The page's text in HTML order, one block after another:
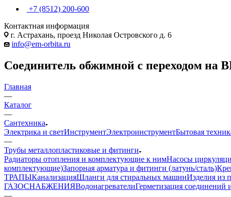
+7 (8512) 200-600
Контактная информация
г. Астрахань, проезд Николая Островского д. 6
info@em-orbita.ru
Соединитель обжимной с переходом на
Главная
—
Каталог
—
Сантехника
Электрика и светИнструментЭлектроинструментБытовая
—
Трубы металлопластиковые и фитинги
Радиаторы отопления и комплектующие к нимНасосы
комплектующие)Запорная арматура и фитинги (латунь/сталь)
ТРАПЫКанализацияШланги для стиральных машинИзделия из
ГАЗОСНАБЖЕНИЯВодонагревателиГерметизация соединений
—